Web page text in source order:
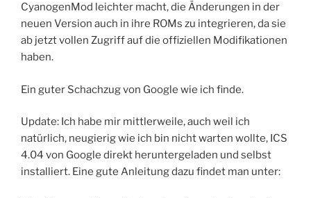
CyanogenMod leichter macht, die Änderungen in der
neuen Version auch in ihre ROMs zu integrieren, da sie
ab jetzt vollen Zugriff auf die offiziellen Modifikationen
haben.
Ein guter Schachzug von Google wie ich finde.
Update: Ich habe mir mittlerweile, auch weil ich
natürlich, neugierig wie ich bin nicht warten wollte, ICS
4.04 von Google direkt heruntergeladen und selbst
installiert. Eine gute Anleitung dazu findet man unter: